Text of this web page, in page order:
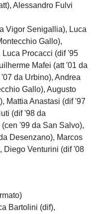
Alessandro Fulvi
Vigor Senigallia), Luca
Gallo),
Procacci (dif '95
Mafei (att '01 da
da Urbino), Andrea
Gallo), Augusto
Mattia Anastasi (dif '97
(dif '98 da
'99 da San Salvo),
Desenzano), Marcos
Diego Venturini (dif '08
Bartolini (dif),